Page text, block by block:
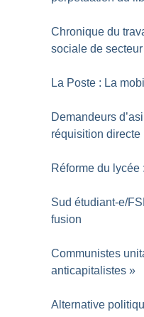
Chronique du
sociale de secteur
La Poste : La
Demandeurs
réquisition directe
Réforme du
Sud étudiant-e/
fusion
Communistes
anticapitalistes »
Alternative